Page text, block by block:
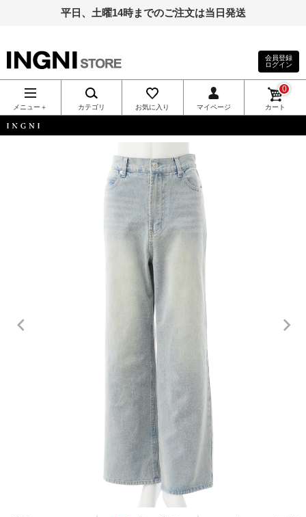
平日、土曜14時までのご注文は当日発送
INGNI（イン
グ）公式通
販｜INGNI
会員登録
ログイン
メニュー＋ カテゴリ お気に入り マイページ カート
0
INGNI